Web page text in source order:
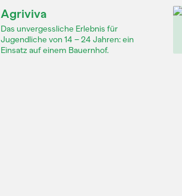
Agriviva
Das unvergessliche Erlebnis für
Jugendliche von 14 – 24 Jahren: ein
Einsatz auf einem Bauernhof.